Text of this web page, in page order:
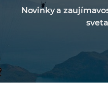
Novinky a